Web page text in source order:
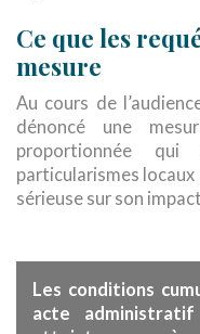
Ce que les
mesure
Au cours de
dénoncé une
proportionnée
particularismes
sérieuse sur son
Les conditions
acte